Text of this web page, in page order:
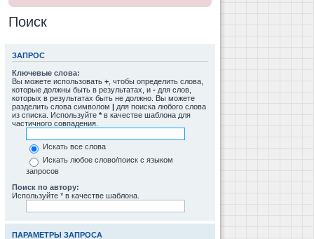
Поиск
ЗАПРОС
Ключевые слова:
Вы можете использовать + , чтобы определить слова,
которые должны быть в результатах, и - для слов,
которых в результатах быть не должно. Вы можете
разделить слова символом | для поиска любого слова
из списка. Используйте * в качестве шаблона для
частичного совпадения.
Искать все слова
Искать любое слово/поиск с языком
запросов
Поиск по автору:
Используйте * в качестве шаблона.
ПАРАМЕТРЫ ЗАПРОСА